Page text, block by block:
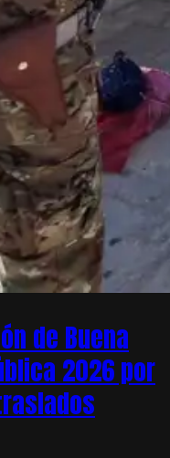
de Buena
2026 por